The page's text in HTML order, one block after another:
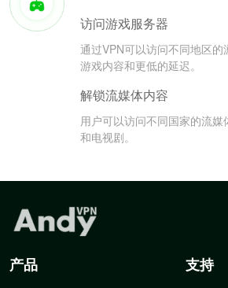
访问游戏服务器
通过VPN可以访问不同地区的
游戏内容和更低的延迟。
解锁流媒体内容
用户可以访问不同国家的流
和电视剧。
产品 支持